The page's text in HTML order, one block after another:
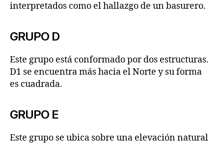
interpretados como el hallazgo de un basurero.
GRUPO D
Este grupo está conformado por dos estructuras.
D1 se encuentra más hacia el Norte y su forma
es cuadrada.
GRUPO E
Este grupo se ubica sobre una elevación natural